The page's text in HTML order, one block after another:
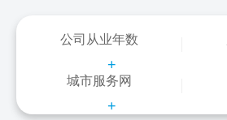
公司从业年数
+
城市服务网
+